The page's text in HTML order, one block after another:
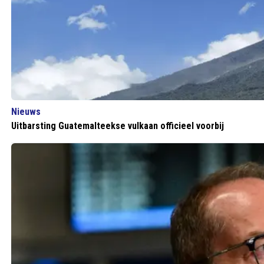
Nieuws
Uitbarsting Guatemalteekse vulkaan officieel voorbij